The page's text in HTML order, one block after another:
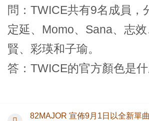
問：TWICE共有9名成員，
定延、Momo、Sana、志
賢、彩瑛和子瑜。
答：TWICE的官方顏色是什
82MAJOR 宣佈9月1日以全新單曲